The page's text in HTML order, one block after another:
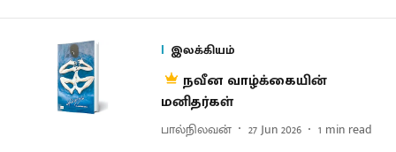
இலக்கியம்
நவீன வாழ்க்கையின்
மனிதர்கள்
பால்நிலவன் 27 Jun 2026 1 min read